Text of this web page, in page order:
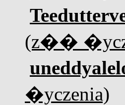
(z��
�yczenia)